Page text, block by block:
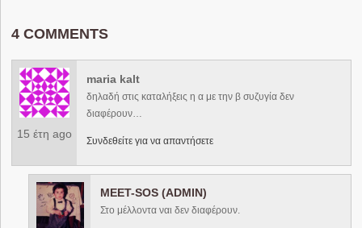
4 COMMENTS
15 έτη ago
maria kalt
δηλαδή στις καταλήξεις η α με την β συζυγία δεν
διαφέρουν…
Συνδεθείτε για να απαντήσετε
MEET-SOS (ADMIN)
Στο μέλλοντα ναι δεν διαφέρουν.